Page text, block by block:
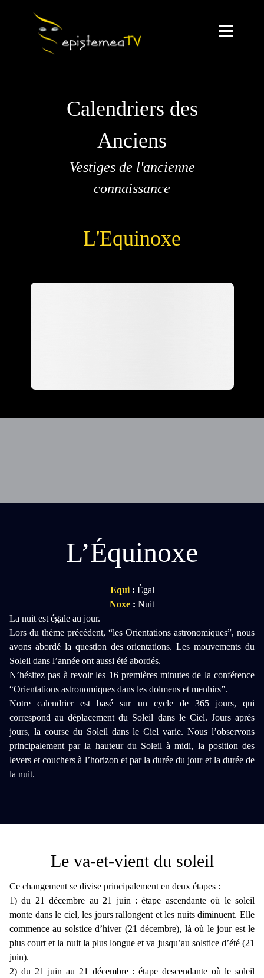
Calendriers des
Anciens
Vestiges de l'ancienne
connaissance
L'Equinoxe
L’Équinoxe
Equi : Égal
Noxe : Nuit
La nuit est égale au jour.
Lors du thème précédent, “les Orientations astronomiques”, nous
avons abordé la question des orientations. Les mouvements du
Soleil dans l’année ont aussi été abordés.
N’hésitez pas à revoir les 16 premières minutes de la conférence
“Orientations astronomiques dans les dolmens et menhirs”.
Notre calendrier est basé sur un cycle de 365 jours, qui
correspond au déplacement du Soleil dans le Ciel. Jours après
jours, la course du Soleil dans le Ciel varie. Nous l’observons
principalement par la hauteur du Soleil à midi, la position des
levers et couchers à l’horizon et par la durée du jour et la durée de
la nuit.
Le va-et-vient du soleil
Ce changement se divise principalement en deux étapes :
1) du 21 décembre au 21 juin : étape ascendante où le soleil
monte dans le ciel, les jours rallongent et les nuits diminuent. Elle
commence au solstice d’hiver (21 décembre), là où le jour est le
plus court et la nuit la plus longue et va jusqu’au solstice d’été (21
juin).
2) du 21 juin au 21 décembre : étape descendante où le soleil